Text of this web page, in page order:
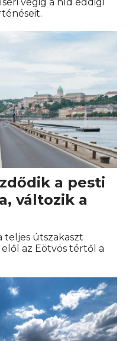
a pesti
változik a
teljes útszakaszt
az Eötvös tértől a